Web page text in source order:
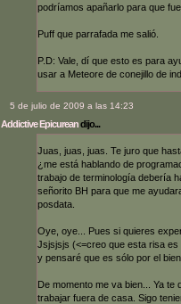
podríamos apañarlo para que
Puff que parrafada me salió.
P.D: Vale, dí que esto es para
usar a Meteore de conejillo de
5 de julio de 2009 a las 14:23
Addictive Epicureandijo...
Juas, juas, juas. Te juro que
¿me está hablando de
trabajo de terminología debería
señorito BH para que me
posdata.
Oye, oye... Pues si quieres
Jsjsjsjs (<=creo que esta risa es
y pensaré que es sólo por el
De momento me va bien... Ya te
trabajar fuera de casa. Sigo